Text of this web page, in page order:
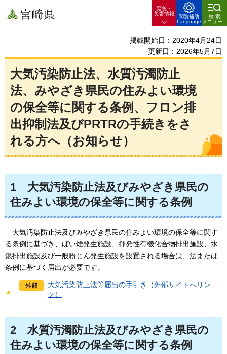
宮崎県
緊急・
災害情報
閲覧補助
Language
検索
メニュー
掲載開始日：2020年4月24日
更新日：2026年5月7日
大気汚染防止法、水質汚濁防止
法、みやざき県民の住みよい環境
の保全等に関する条例、フロン排
出抑制法及びPRTRの手続きをさ
れる方へ（お知らせ）
1 大気汚染防止法及びみやざき県民の
住みよい環境の保全等に関する条例
大気汚染防止法及びみやざき県民の住みよい環境の保全等に関す
る条例に基づき
、ばい煙発生施設、揮発性有機化合物排出施設、水
銀排出施設及び一般粉じん発生施設を設置される場合は、法または
条例に基づく届出が必要です。
大気汚染防止法等届出の手引き（外部サイトへリン
ク）
2 水質汚濁防止法及びみやざき県民の
住みよい環境の保全等に関する条例